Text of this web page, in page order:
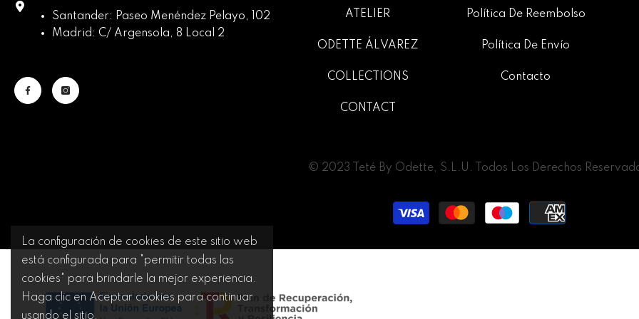
Santander: Paseo Menéndez Pelayo, 102
Madrid: C/ Argensola, 8 Local 2
ATELIER
ODETTE ÁLVAREZ
COLLECTIONS
CONTACT
Política De Reembolso
Política De Envío
Contacto
© 2023 Teté By Odette, S.L.U. Todos Los Derechos
Métodos
de
La configuración de cookies de este sitio web
está configurada para "permitir todas las
cookies" para brindarle la mejor experiencia.
Haga clic en Aceptar cookies para continuar
usando el sitio.